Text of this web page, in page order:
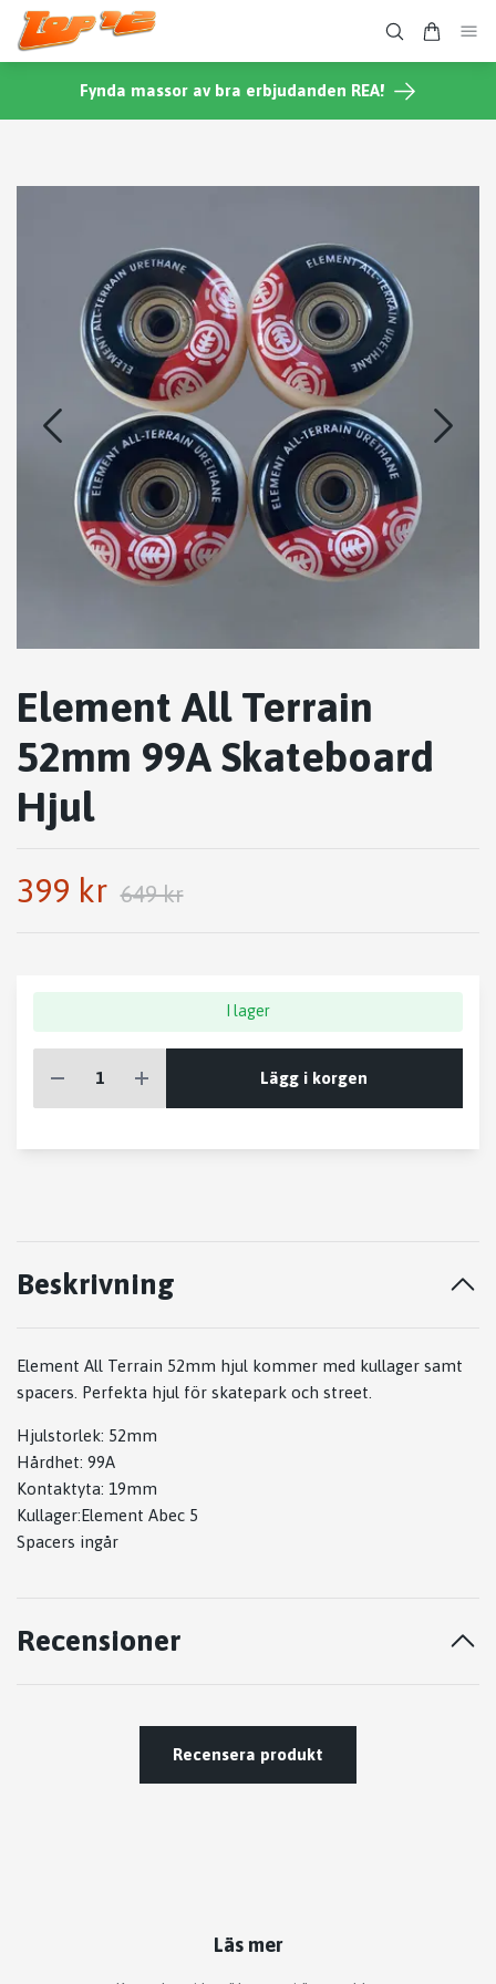
Fynda massor av bra erbjudanden REA!
Element All Terrain
52mm 99A Skateboard
Hjul
399 kr 649 kr
I lager
Lägg i korgen
Beskrivning
Element All Terrain 52mm hjul kommer med kullager samt
spacers. Perfekta hjul för skatepark och street.
Hjulstorlek: 52mm
Hårdhet: 99A
Kontaktyta: 19mm
Kullager:Element Abec 5
Spacers ingår
Recensioner
Recensera produkt
Läs mer